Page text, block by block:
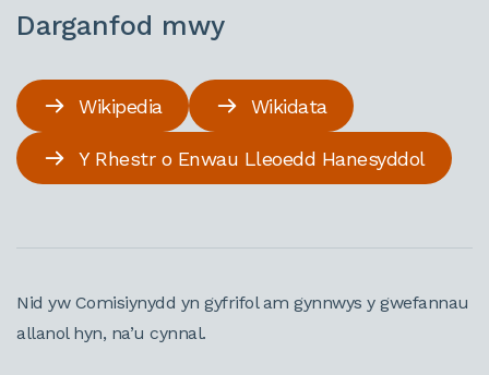
Darganfod mwy
Wikipedia Wikidata
Y Rhestr o Enwau Lleoedd Hanesyddol
Nid yw Comisiynydd yn gyfrifol am gynnwys y gwefannau
allanol hyn, na’u cynnal.